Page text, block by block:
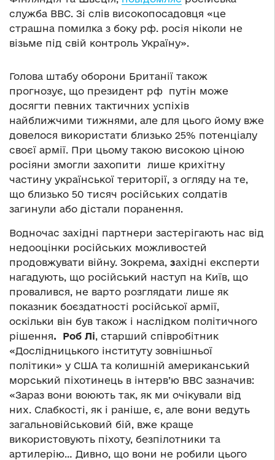
служба ВВС. Зі слів високопосадовця «це
страшна помилка з боку рф. росія ніколи не
візьме під свій контроль Україну».
Голова штабу оборони Британії також
прогнозує, що президент рф путін може
досягти певних тактичних успіхів
найближчими тижнями, але для цього йому вже
довелося використати близько 25% потенціалу
своєї армії. При цьому такою високою ціною
росіяни змогли захопити лише крихітну
частину української території, з огляду на те,
що близько 50 тисяч російських солдатів
загинули або дістали поранення.
Водночас західні партнери застерігають нас від
недооцінки російських можливостей
продовжувати війну. Зокрема, західні експерти
нагадують, що російський наступ на Київ, що
провалився, не варто розглядати лише як
показник боєздатності російської армії,
оскільки він був також і наслідком політичного
рішення. Роб Лі , старший співробітник
«Дослідницького інституту зовнішньої
політики» у США та колишній американський
морський піхотинець в інтерв’ю ВВС зазначив:
«Зараз вони воюють так, як ми очікували від
них. Слабкості, як і раніше, є, але вони ведуть
загальновійськовий бій, вже краще
використовують піхоту, безпілотники та
артилерію… Дивно, що вони не робили цього